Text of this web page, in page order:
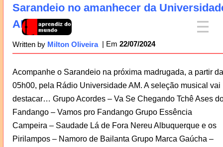
Sarandeio no amanhecer da
AM, 23/07
Written by Milton Oliveira 22/07/2024
Acompanhe o Sarandeio na próxima madrugada, a partir
05h00, pela Rádio Universidade AM. A seleção musical vai
destacar… Grupo Acordes – Va Se Chegando Tchê Ases
Fandango – Vamos pro Fandango Grupo Essência
Campeira – Saudade Lá de Fora Nereu Albuquerque e os
Pirilampos – Namoro de Bailanta Grupo Marca Gaúcha –